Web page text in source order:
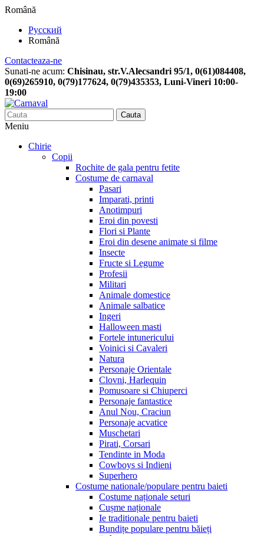
Română
Русский
Română
Contacteaza-ne
Sunati-ne acum: Chisinau, str.V.Alecsandri 95/1, 0(61)084408,
0(69)265910, 0(79)177624, 0(79)435353, Luni-Vineri 10:00-
19:00
Cauta
Meniu
Chirie
Copii
Rochite de gala pentru fetite
Costume de carnaval
Pasari
Imparati, printi
Anotimpuri
Eroi din povesti
Flori si Plante
Eroi din desene animate si filme
Insecte
Fructe si Legume
Profesii
Militari
Animale domestice
Animale salbatice
Ingeri
Halloween masti
Fortele intunericului
Voinici si Cavaleri
Natura
Personaje Orientale
Clovni, Harlequin
Pomusoare si Chiuperci
Personaje fantastice
Anul Nou, Craciun
Personaje acvatice
Muschetari
Pirati, Corsari
Tendinte in Moda
Cowboys si Indieni
Superhero
Costume nationale/populare pentru baieti
Costume naționale seturi
Cușme naționale
Ie traditionale pentru baieti
Bundițe populare pentru băieți